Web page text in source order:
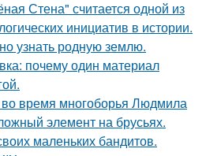
Стена" считается одной из
инициатив в истории.
узнать родную землю.
почему один материал
во время многоборья Людмила
элемент на брусьях.
маленьких бандитов.